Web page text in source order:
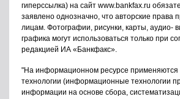
гиперссылка) на сайт www.bankfax.ru
заявлено однозначно, что авторские права
лицам. Фотографии, рисунки, карты, аудио-
графика могут использоваться только при
редакцией ИА «Банкфакс».
"На информационном ресурсе применяются
технологии (информационные технологии
информации на основе сбора,